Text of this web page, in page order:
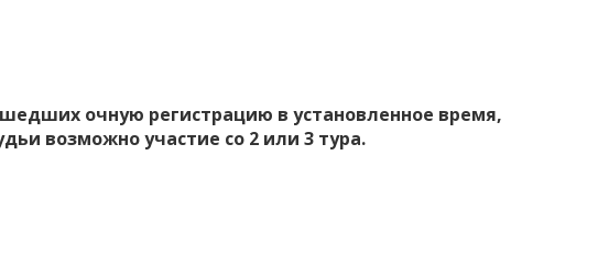
очную регистрацию в установленное время,
возможно участие со 2 или 3 тура.